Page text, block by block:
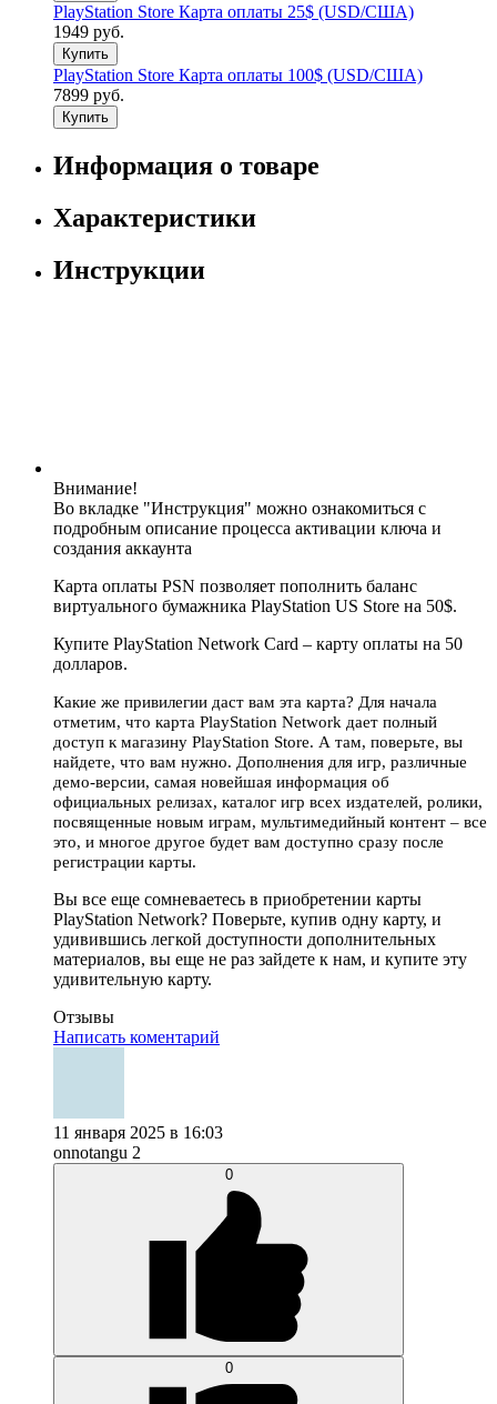
PlayStation Store Карта оплаты 25$ (USD/США)
1949 руб.
Купить
PlayStation Store Карта оплаты 100$ (USD/США)
7899 руб.
Купить
Информация о товаре
Характеристики
Инструкции
Внимание!
Во вкладке "Инструкция" можно ознакомиться с
подробным описание процесса активации ключа и
создания аккаунта
Карта оплаты PSN позволяет пополнить баланс
виртуального бумажника PlayStation US Store на 50$.
Купите PlayStation Network Card – карту оплаты на 50
долларов.
Какие же привилегии даст вам эта карта? Для начала
отметим, что карта PlayStation Network дает полный
доступ к магазину PlayStation Store. А там, поверьте, вы
найдете, что вам нужно. Дополнения для игр, различные
демо-версии, самая новейшая информация об
официальных релизах, каталог игр всех издателей, ролики,
посвященные новым играм, мультимедийный контент – все
это, и многое другое будет вам доступно сразу после
регистрации карты.
Вы все еще сомневаетесь в приобретении карты
PlayStation Network? Поверьте, купив одну карту, и
удивившись легкой доступности дополнительных
материалов, вы еще не раз зайдете к нам, и купите эту
удивительную карту.
Отзывы
Написать коментарий
11 января 2025 в 16:03
onnotangu 2
0
0